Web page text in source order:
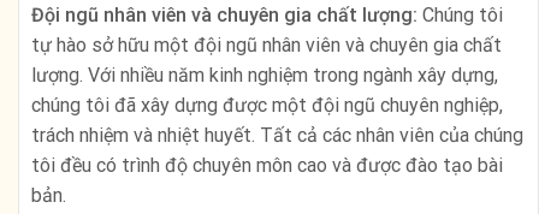
Đội ngũ nhân viên và chuyên gia chất lượng: Chúng tôi
tự hào sở hữu một đội ngũ nhân viên và chuyên gia chất
lượng. Với nhiều năm kinh nghiệm trong ngành xây dựng,
chúng tôi đã xây dựng được một đội ngũ chuyên nghiệp,
trách nhiệm và nhiệt huyết. Tất cả các nhân viên của chúng
tôi đều có trình độ chuyên môn cao và được đào tạo bài
bản.